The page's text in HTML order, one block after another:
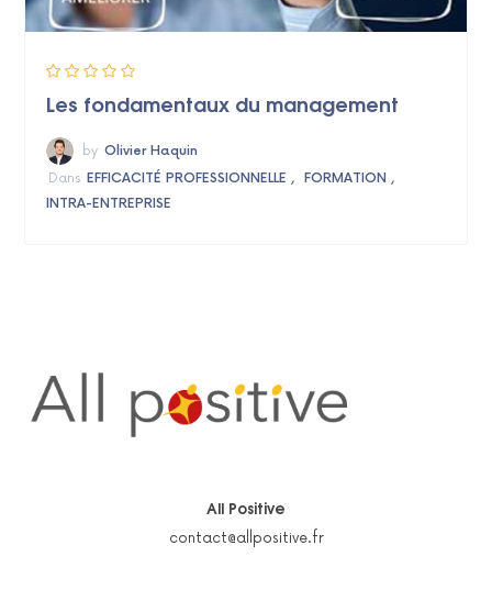
Les fondamentaux du management
by Olivier Haquin
Dans EFFICACITÉ PROFESSIONNELLE
FORMATION
INTRA-ENTREPRISE
All Positive
contact@allpositive.fr